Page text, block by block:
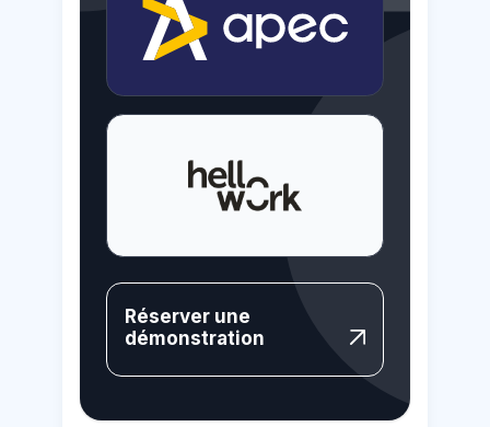
Réserver une
démonstration